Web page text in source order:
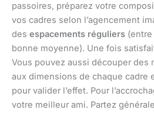
passoires, préparez votre
vos cadres selon l’agencement
des espacements réguliers
bonne moyenne). Une fois
Vous pouvez aussi découper des
aux dimensions de chaque cadre
pour valider l’effet. Pour
votre meilleur ami. Partez